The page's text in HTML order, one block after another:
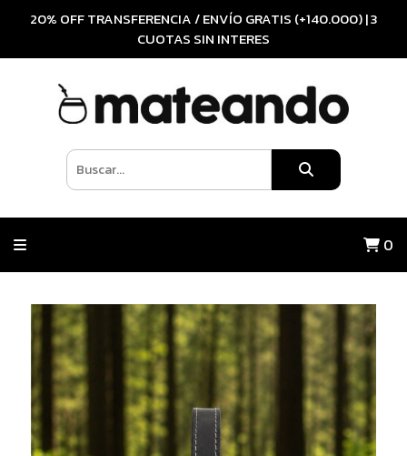
20% OFF TRANSFERENCIA / ENVÍO GRATIS (+140.000) | 3
CUOTAS SIN INTERES
0